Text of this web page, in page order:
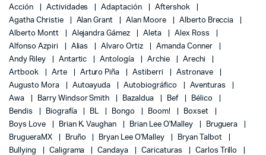
Acción Actividades Adaptación
Aftershok
Agatha Christie
Alan Grant Alan Moore
Alberto Breccia
Alberto Montt
Alejandra Gámez Aleta
Alex Ross
Alfonso Azpiri
Alias Alvaro Ortiz
Amanda Conner
Andy Riley
Antartic Antología Archie
Arechi
Artbook
Arte Arturo Piña Astiberri
Astronave
Augusto Mora
Autoayuda Autobiográfico
Aventuras
Awa
Barry Windsor Smith Bazaldua Bef
Bélico
Bendis
Biografía BL Bongo Boom!
Boxset
Boys Love
Brian K. Vaughan Brian Lee O'Malley
Bruguera
BrugueraMX
Bruño Bryan Lee O'Malley
Bryan Talbot
Bullying
Caligrama Candaya Caricaturas
Carlos Trillo